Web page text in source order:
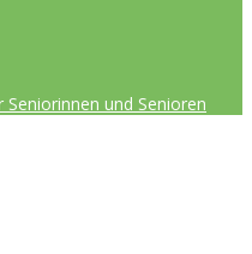
und Senioren